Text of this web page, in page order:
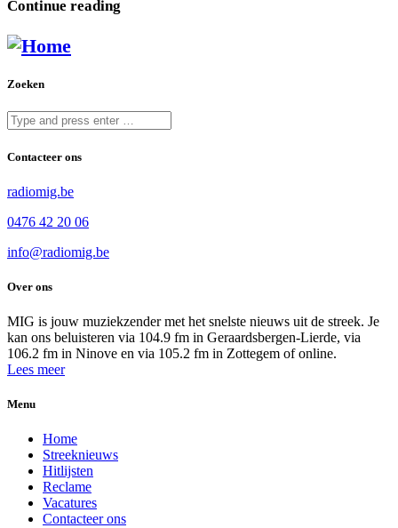
Continue reading
Zoeken
Contacteer ons
radiomig.be
0476 42 20 06
info@radiomig.be
Over ons
MIG is jouw muziekzender met het snelste nieuws uit de streek. Je
kan ons beluisteren via 104.9 fm in Geraardsbergen-Lierde, via
106.2 fm in Ninove en via 105.2 fm in Zottegem of online.
Lees meer
Menu
Home
Streeknieuws
Hitlijsten
Reclame
Vacatures
Contacteer ons